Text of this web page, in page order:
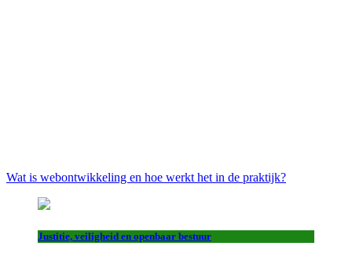
Wat is webontwikkeling en hoe werkt het in de praktijk?
Justitie, veiligheid en openbaar bestuur